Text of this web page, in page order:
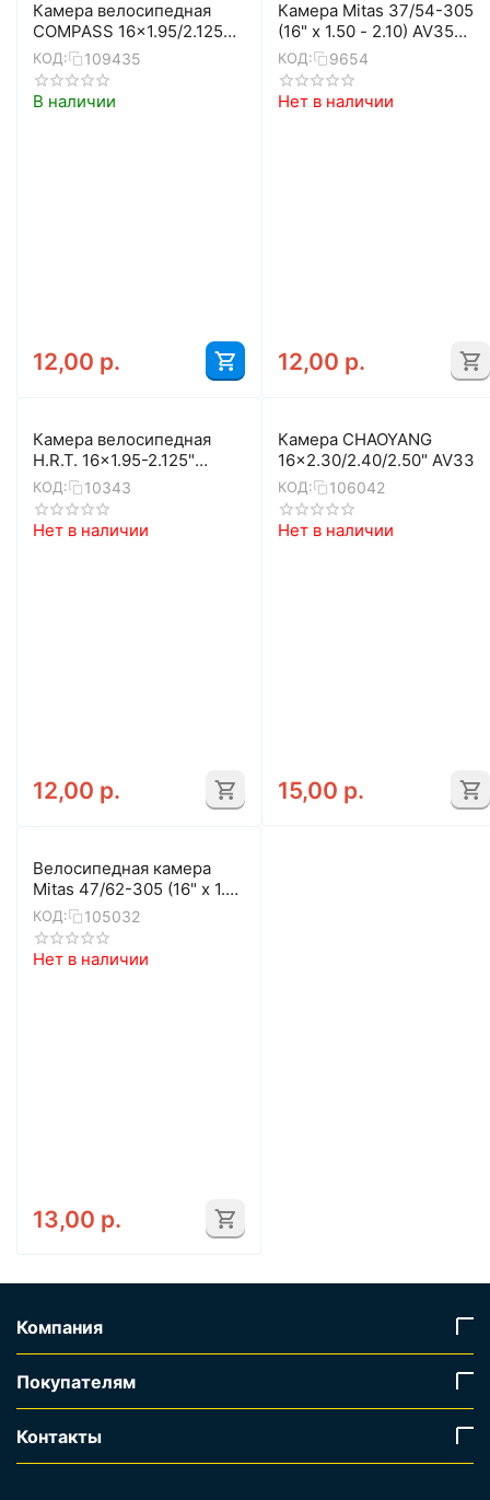
Камера велосипедная
COMPASS 16x1.95/2.125
AV 35мм
КОД: 109435
В наличии
12,00 р.
Камера Mitas 37/54-305
(16" x 1.50 - 2.10) AV35
BOX
КОД: 9654
Нет в наличии
12,00 р.
Камера велосипедная
H.R.T. 16x1.95-2.125"
(50/54-305) AV 00-010017
КОД: 10343
Нет в наличии
12,00 р.
Камера CHAOYANG
16x2.30/2.40/2.50" AV33
КОД: 106042
Нет в наличии
15,00 р.
Велосипедная камера
Mitas 47/62-305 (16" x 1.75
- 2.45) AV48
КОД: 105032
Нет в наличии
13,00 р.
Компания
Покупателям
Контакты